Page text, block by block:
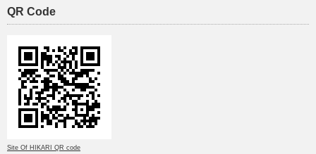
QR Code
Site Of HIKARI QR code